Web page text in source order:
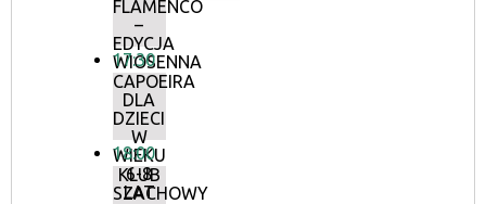
FLAMENCO
–
EDYCJA
WIOSENNA
17:30
CAPOEIRA
DLA
DZIECI
W
WIEKU
6-8
LAT
18:00
KLUB
SZACHOWY